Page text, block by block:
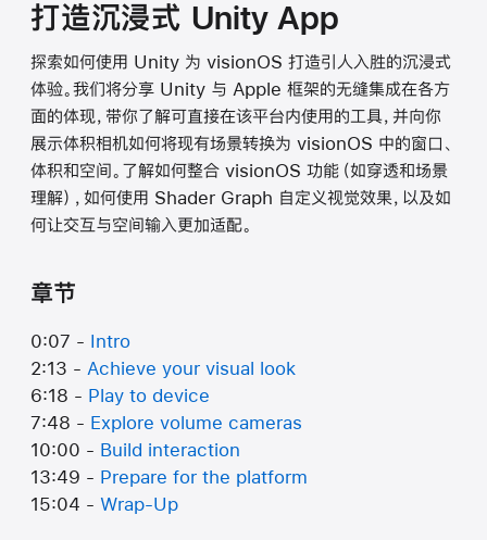
打造沉浸式 Unity App
探索如何使用 Unity 为 visionOS 打造引人入胜的沉浸式
体验。我们将分享 Unity 与 Apple 框架的无缝集成在各方
面的体现，带你了解可直接在该平台内使用的工具，并向你
展示体积相机如何将现有场景转换为 visionOS 中的窗口、
体积和空间。了解如何整合 visionOS 功能（如穿透和场景
理解），如何使用 Shader Graph 自定义视觉效果，以及如
何让交互与空间输入更加适配。
章节
0:07 - Intro
2:13 - Achieve your visual look
6:18 - Play to device
7:48 - Explore volume cameras
10:00 - Build interaction
13:49 - Prepare for the platform
15:04 - Wrap-Up